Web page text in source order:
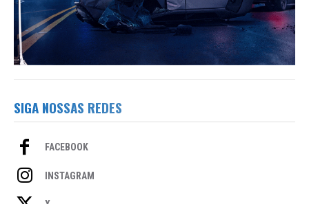
SIGA NOSSAS REDES
FACEBOOK
INSTAGRAM